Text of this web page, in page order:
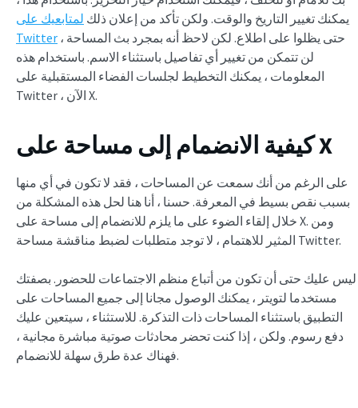
يمكنك تغيير التاريخ والوقت. ولكن تأكد من إعلان ذلك لمتابعيك على
Twitter
لن تتمكن من تغيير أي تفاصيل باستثناء الاسم. باستخدام هذه
المعلومات ، يمكنك التخطيط لجلسات الفضاء المستقبلية على
Twitter ، الآن X.
كيفية الانضمام إلى مساحة على X
على الرغم من أنك سمعت عن المساحات ، فقد لا تكون في أي منها
بسبب نقص بسيط في المعرفة. حسنا ، أنا هنا لحل هذه المشكلة من
خلال إلقاء الضوء على ما يلزم للانضمام إلى مساحة على X. ومن
المثير للاهتمام ، لا توجد متطلبات لضبط مناقشة مساحة Twitter.
ليس عليك حتى أن تكون من أتباع منظم الاجتماعات للحضور. بصفتك
مستخدما لتويتر ، يمكنك الوصول مجانا إلى جميع المساحات على
التطبيق باستثناء المساحات ذات التذكرة. للاستثناء ، سيتعين عليك
دفع رسوم. ولكن ، إذا كنت تحضر محادثات صوتية مباشرة مجانية ،
فهناك عدة طرق سهلة للانضمام.